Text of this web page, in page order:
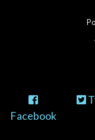
Facebook